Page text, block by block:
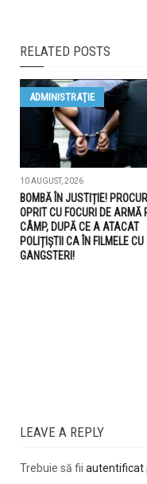
RELATED POSTS
ADMINISTRAŢIE
10 AUGUST, 2026
BOMBĂ ÎN JUSTIȚIE!
OPRIT CU FOCURI DE ARMĂ
CÂMP, DUPĂ CE A ATACAT
POLIȚIȘTII CA ÎN FILMELE CU
GANGSTERI!
LEAVE A REPLY
Trebuie să fii autentificat